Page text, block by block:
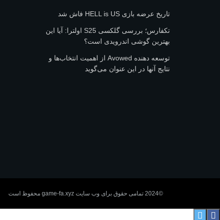
تاریخ عرضه بازی HELL is US فاش شد
تکفارس؛ بررسی گلکسی S25 اولترا: آیا این
بهترین گوشی اندرویدی است؟
توسعه دهنده Avowed از اهمیت انتخاب‌ها و
نتایج آنها در این عنوان می‌گوید
©2024 تمامی حقوق برای وب سایت game-fa.xyz محفوظ است